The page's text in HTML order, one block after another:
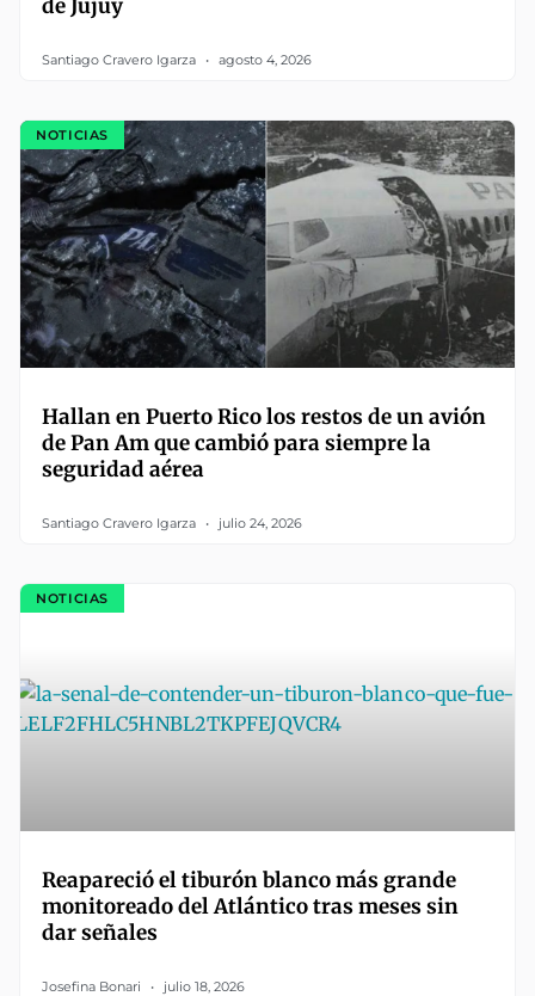
de Jujuy
Santiago Cravero Igarza agosto 4, 2026
NOTICIAS
Hallan en Puerto Rico los restos de un avión
de Pan Am que cambió para siempre la
seguridad aérea
Santiago Cravero Igarza julio 24, 2026
NOTICIAS
Reapareció el tiburón blanco más grande
monitoreado del Atlántico tras meses sin
dar señales
Josefina Bonari julio 18, 2026